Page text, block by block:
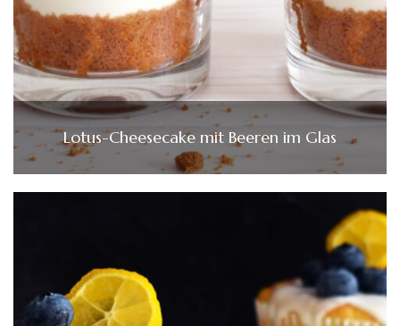
Lotus-Cheesecake mit Beeren im Glas